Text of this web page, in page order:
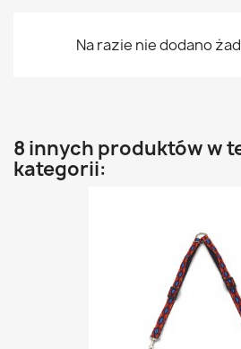
Na razie nie dodano
8 innych produktów w
kategorii: